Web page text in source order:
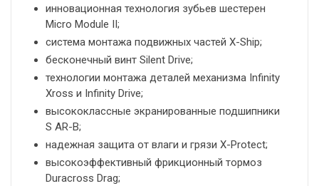
инновационная технология зубьев шестерен
Micro Module II;
система монтажа подвижных частей X-Ship;
бесконечный винт Silent Drive;
технологии монтажа деталей механизма Infinity
Xross и Infinity Drive;
высококлассные экранированные подшипники
S AR-B;
надежная защита от влаги и грязи X-Protect;
высокоэффективный фрикционный тормоз
Duracross Drag;